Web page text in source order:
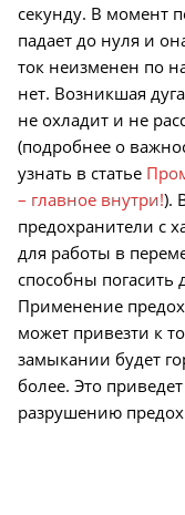
секунду. В момент
падает до нуля и
ток неизменен по
нет. Возникшая
не охладит и не
(подробнее о
узнать в статье
– главное внутри!).
предохранители с
для работы в
способны погасить
Применение
может привезти к
замыкании будет
более. Это
разрушению